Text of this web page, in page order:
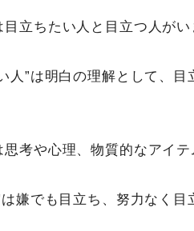
立ちたい人と目立つ人がい
人”は明白の理解として、
思考や心理、物質的なアイテ
は嫌でも目立ち、努力なく目